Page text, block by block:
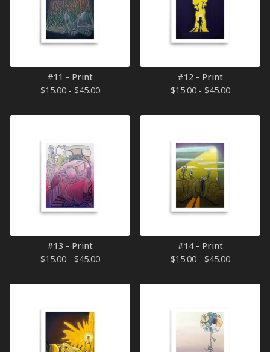
#11 - Print
$15.00 - $45.00
#12 - Print
$15.00 - $45.00
#13 - Print
$15.00 - $45.00
#14 - Print
$15.00 - $45.00